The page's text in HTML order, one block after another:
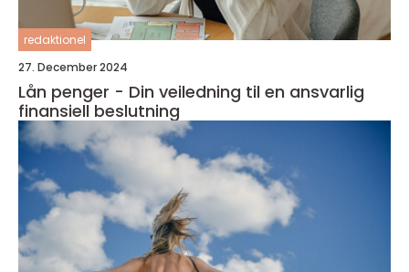
redaktionel
27. December 2024
Lån penger - Din veiledning til en ansvarlig
finansiell beslutning